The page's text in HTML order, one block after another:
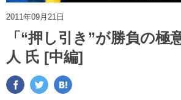
2011年09月21日
「“押し引き”が勝負の
人 氏 [中編]